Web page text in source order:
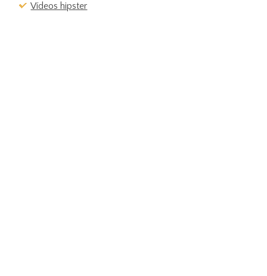
Vídeos hipster